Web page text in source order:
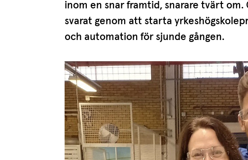
inom en snar framtid, snarare tvärt om.
svarat genom att starta
och automation för sjunde gången.